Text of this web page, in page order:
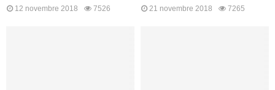
12 novembre 2018 7526 21 novembre 2018 7265